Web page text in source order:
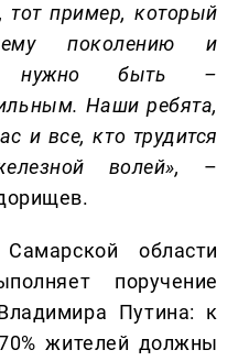
пример, который
поколению и
нужно быть –
Наши ребята,
и все, кто трудится
волей»,
–
Самарской области
поручение
Путина: к
жителей должны